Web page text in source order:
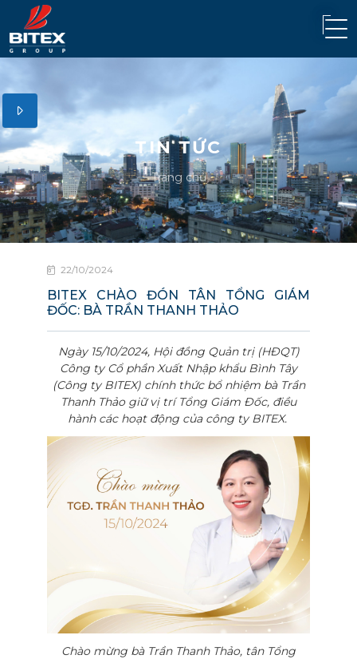
TIN TỨC
Trang chủ
22/10/2024
BITEX CHÀO ĐÓN TÂN TỔNG GIÁM
ĐỐC: BÀ TRẦN THANH THẢO
Ngày 15/10/2024, Hội đồng Quản trị (HĐQT)
Công ty Cổ phần Xuất Nhập khẩu Bình Tây
(Công ty BITEX) chính thức bổ nhiệm bà Trần
Thanh Thảo giữ vị trí Tổng Giám Đốc, điều
hành các hoạt động của công ty BITEX.
Chào mừng bà Trần Thanh Thảo, tân Tổng